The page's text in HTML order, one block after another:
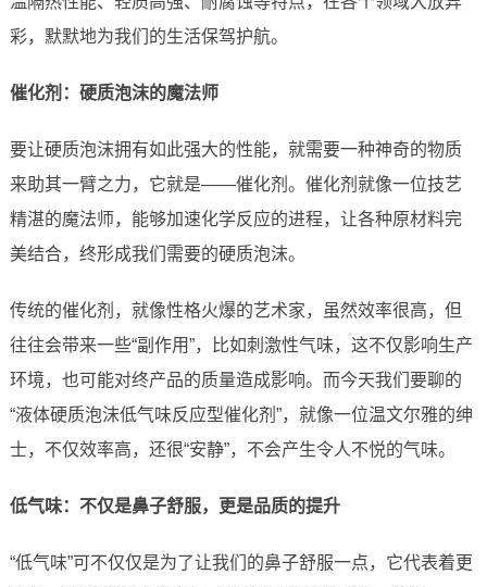
彩，默默地为我们的生活保驾护航。
催化剂：硬质泡沫的魔法师
要让硬质泡沫拥有如此强大的性能，就需要一种神奇的物质
来助其一臂之力，它就是——催化剂。催化剂就像一位技艺
精湛的魔法师，能够加速化学反应的进程，让各种原材料完
美结合，终形成我们需要的硬质泡沫。
传统的催化剂，就像性格火爆的艺术家，虽然效率很高，但
往往会带来一些“副作用”，比如刺激性气味，这不仅影响生产
环境，也可能对终产品的质量造成影响。而今天我们要聊的
“液体硬质泡沫低气味反应型催化剂”，就像一位温文尔雅的绅
士，不仅效率高，还很“安静”，不会产生令人不悦的气味。
低气味：不仅是鼻子舒服，更是品质的提升
“低气味”可不仅仅是为了让我们的鼻子舒服一点，它代表着更